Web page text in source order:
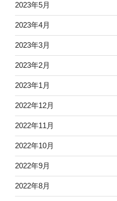
2023年5月
2023年4月
2023年3月
2023年2月
2023年1月
2022年12月
2022年11月
2022年10月
2022年9月
2022年8月